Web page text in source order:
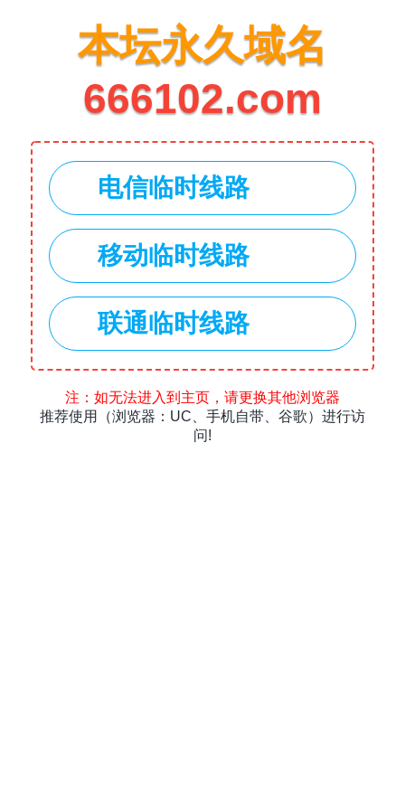
本坛永久域名
666102.com
电信临时线路
移动临时线路
联通临时线路
注：如无法进入到主页，请更换其他浏览器
推荐使用（浏览器：UC、手机自带、谷歌）进行访
问!